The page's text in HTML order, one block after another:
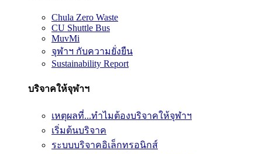
Chula Zero Waste
CU Shuttle Bus
MuvMi
จุฬาฯ กับความยั่งยืน
Sustainability Report
บริจาคให้จุฬาฯ
เหตุผลที่...ทำไมต้องบริจาคให้จุฬาฯ
เริ่มต้นบริจาค
ระบบบริจาคอิเล็กทรอนิกส์